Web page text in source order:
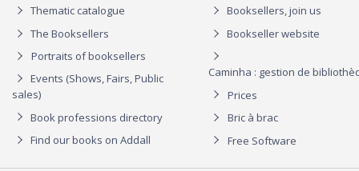
Thematic catalogue
The Booksellers
Portraits of booksellers
Events (Shows, Fairs, Public
sales)
Book professions directory
Find our books on Addall
Booksellers, join us
Bookseller website
Caminha : gestion de
Prices
Bric à brac
Free Software